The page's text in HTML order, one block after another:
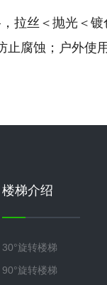
拉丝＜抛光＜
腐蚀；户外使
楼梯介绍
30°旋转楼梯
90°旋转楼梯